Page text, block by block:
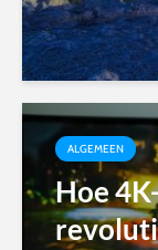
ALGEMEEN
Hoe